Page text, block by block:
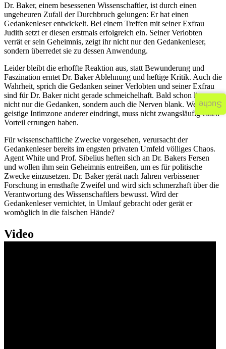
Dr. Baker, einem besessenen Wissenschaftler, ist durch einen
ungeheuren Zufall der Durchbruch gelungen: Er hat einen
Gedankenleser entwickelt. Bei einem Treffen mit seiner Exfrau
Judith setzt er diesen erstmals erfolgreich ein. Seiner Verlobten
verrät er sein Geheimnis, zeigt ihr nicht nur den Gedankenleser,
sondern überredet sie zu dessen Anwendung.
Leider bleibt die erhoffte Reaktion aus, statt Bewunderung und
Faszination erntet Dr. Baker Ablehnung und heftige Kritik. Auch die
Wahrheit, sprich die Gedanken seiner Verlobten und seiner Exfrau
sind für Dr. Baker nicht gerade schmeichelhaft. Bald schon liegen
nicht nur die Gedanken, sondern auch die Nerven blank. Wer in die
geistige Intimzone anderer eindringt, muss nicht zwangsläufig einen
Vorteil errungen haben.
Für wissenschaftliche Zwecke vorgesehen, verursacht der
Gedankenleser bereits im engsten privaten Umfeld völliges Chaos.
Agent White und Prof. Sibelius heften sich an Dr. Bakers Fersen
und wollen ihm sein Geheimnis entreißen, um es für politische
Zwecke einzusetzen. Dr. Baker gerät nach Jahren verbissener
Forschung in ernsthafte Zweifel und wird sich schmerzhaft über die
Verantwortung des Wissenschaftlers bewusst. Wird der
Gedankenleser vernichtet, in Umlauf gebracht oder gerät er
womöglich in die falschen Hände?
Video
Suche